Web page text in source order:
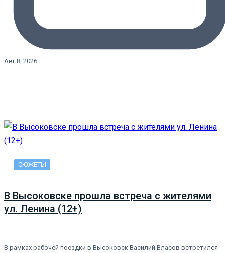
Авг 8, 2026
СЮЖЕТЫ
В Высоковске прошла встреча с жителями
ул. Ленина (12+)
В рамках рабочей поездки в Высоковск Василий Власов встретился